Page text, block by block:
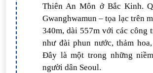
Thiên An Môn ở Bắc Kinh.
Gwanghwamun – tọa lạc trên
340m, dài 557m với các công
như đài phun nước, thảm
Đây là một trong những
người dân Seoul.